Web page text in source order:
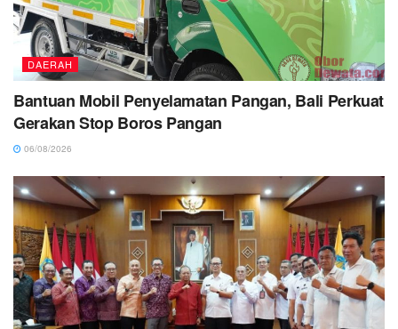
DAERAH
Bantuan Mobil Penyelamatan Pangan, Bali Perkuat
Gerakan Stop Boros Pangan
06/08/2026